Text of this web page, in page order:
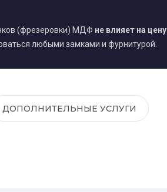
(фрезеровки) МДФ не влияет на цену
любыми замками и фурнитурой.
ДОПОЛНИТЕЛЬНЫЕ УСЛУГИ